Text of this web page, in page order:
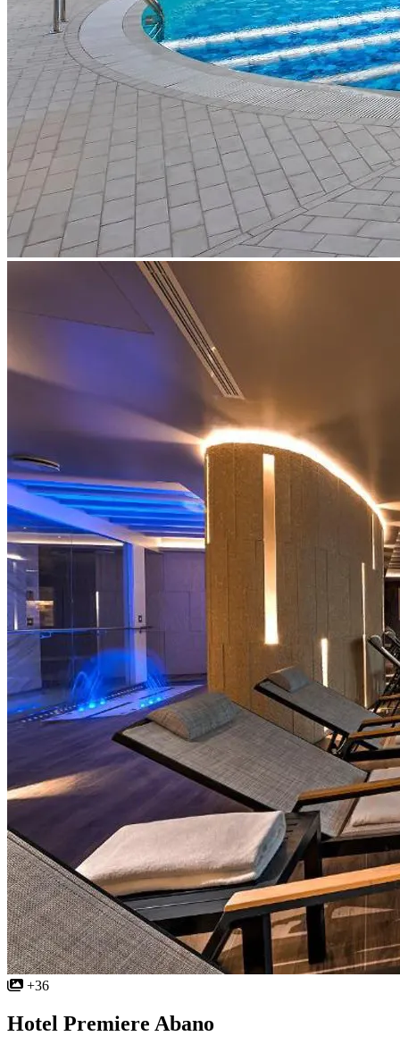
+36
Hotel Premiere Abano